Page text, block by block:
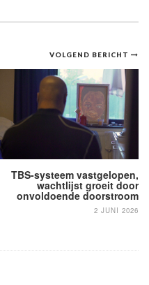
VOLGEND BERICHT
TBS-systeem vastgelopen,
wachtlijst groeit door
onvoldoende doorstroom
2 JUNI 2026